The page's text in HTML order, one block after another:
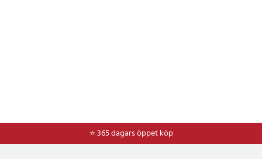
⭐ 365 dagars öppet köp
⭐Frakt 49kr *